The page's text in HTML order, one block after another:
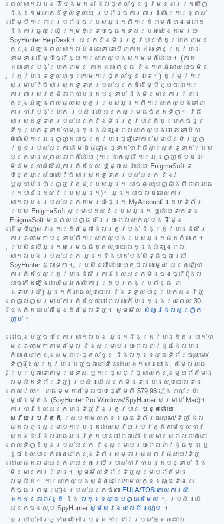
ពេលសាកល្បង 7 ថ្ងៃម្តង ដែលផ្តល់ជូននូវមុខងាររកឃើញ
និងដកមេរោគដ៏ទូលំទូលាយ ប្រព័ន្ធការពារដំណើរការខ្ពស់
ដើម្បីការពារប្រព័ន្ធរបស់អ្នកពីការគំរាមកំហែងមេរោគ
និងការចូលប្រើក្រុមគាំទ្របច្ចេកទេសរបស់យើងតាមរយៈ
SpyHunter HelpDesk។ អ្នកនឹងមិនត្រូវបានគិតប្រាក់ជាមុន
ក្នុងអំឡុងពេលសាកល្បងនោះទេ ទោះបីជាកាតឥណទានត្រូវបាន
ទាមទារដើម្បីធ្វើឱ្យការសាកល្បងសកម្មក៏ដោយ។ (កាត
ឥណទានបង់ប្រាក់ជាមុន កាតឥណពន្ធ និងកាតអំណោយអាចមិន
ត្រូវបានទទួលយកក្រោមការផ្តល់ជូននេះទេ។) តម្រូវការ
សម្រាប់វិធីសាស្ត្រទូទាត់របស់អ្នកគឺដើម្បីជួយធានាការ
ការពារសុវត្ថិភាពជាបន្តបន្ទាប់ និងមិនមានការរំខាន
ក្នុងអំឡុងពេលផ្លាស់ប្តូររបស់អ្នកពីការសាកល្បងទៅជា
ការជាវបង់ប្រាក់ ប្រសិនបើអ្នកសម្រេចចិត្តទិញ។ វិធី
សាស្ត្រទូទាត់របស់អ្នកនឹងមិនត្រូវបានគិតប្រាក់ចំនួន
ទឹកប្រាក់ទូទាត់ជាមុនក្នុងអំឡុងពេលសាកល្បងនោះទេ ទោះបីជា
សំណើសុំការអនុញ្ញាតអាចត្រូវបានផ្ញើទៅកាន់ស្ថាប័នហិរញ្ញ
វត្ថុរបស់អ្នក ដើម្បីផ្ទៀងផ្ទាត់ថាវិធីសាស្ត្រទូទាត់របស់
អ្នកមានសុពលភាពក៏ដោយ (ការដាក់ស្នើការអនុញ្ញាតបែបនេះ
មិនមែនជាសំណើសុំការគិតថ្លៃ ឬថ្លៃសេវាដោយ EnigmaSoft ទេ
ប៉ុន្តែអាស្រ័យលើវិធីសាស្ត្រទូទាត់របស់អ្នក និង/
ឬស្ថាប័នហិរញ្ញវត្ថុរបស់អ្នក អាចឆ្លុះបញ្ចាំងពីភាពអាច
រកបាននៃគណនីរបស់អ្នក)។ អ្នកអាចលុបចោលការ
សាកល្បងរបស់អ្នកតាមរយៈផ្នែក MyAccount នៃគេហទំព័រ
របស់ EnigmaSoft សម្រាប់គណនីរបស់អ្នក ឬដោយទាក់ទង
EnigmaSoft មុនពេលបញ្ចប់នៃរយៈពេលសាកល្បង 7 ថ្ងៃ
ដើម្បីជៀសវាងការគិតថ្លៃដែលត្រូវបង់ និងត្រូវបានដំណើរ
ការភ្លាមៗបន្ទាប់ពីការសាកល្បងរបស់អ្នកផុតកំណត់។
ប្រសិនបើអ្នកសម្រេចចិត្តលុបចោលក្នុងអំឡុងពេល
សាកល្បងរបស់អ្នក អ្នកនឹងបាត់បង់សិទ្ធិចូលប្រើ
SpyHunter ភ្លាមៗ។ ប្រសិនបើដោយហេតុផលណាមួយ អ្នកជឿថា
ការគិតថ្លៃត្រូវបានដំណើរការដែលអ្នកមិនចង់ធ្វើ (ដែល
អាចកើតឡើងដោយផ្អែកលើការគ្រប់គ្រងប្រព័ន្ធ ជា
ឧទាហរណ៍) អ្នកក៏អាចលុបចោល និងទទួលបានប្រាក់សងវិញ
ពេញលេញសម្រាប់ការគិតថ្លៃនៅពេលណាក៏បានក្នុងរយៈពេល 30
ថ្ងៃគិតចាប់ពីថ្ងៃគិតថ្លៃទិញ។ សូមមើល សំណួរដែលសួរញឹក
ញាប់ ។
នៅចុងបញ្ចប់នៃការសាកល្បង អ្នកនឹងត្រូវបានគិតប្រាក់ជា
មុនភ្លាមៗតាមតម្លៃ និងសម្រាប់រយៈពេលជាវដូចដែលបាន
កំណត់នៅក្នុងសម្ភារៈផ្តល់ជូន និងលក្ខខណ្ឌទំព័រចុះឈ្មោះ/
ទិញ (ដែលត្រូវបានបញ្ចូលនៅទីនេះដោយឯកសារយោង; តម្លៃអាច
ប្រែប្រួលទៅតាមប្រទេស ឬការផ្សព្វផ្សាយក្នុងមួយព័ត៌មាន
លម្អិតទំព័រទិញ) ប្រសិនបើអ្នកមិនទាន់បានលុបចោលទាន់
ពេលវេលា។ ជាធម្មតាតម្លៃចាប់ផ្តើមពី $79.98 រៀងរាល់ប្រាំ
មួយខែម្តង (SpyHunter Pro Windows/SpyHunter សម្រាប់ Mac)។
ការជាវដែលអ្នកបានទិញនឹងត្រូវបាន
បន្តដោយ
ស្វ័យប្រវត្តិ ស្របតាមលក្ខខណ្ឌទំព័រចុះឈ្មោះ/ទិញ ដែល
ផ្តល់ជូនសម្រាប់ការបន្តដោយស្វ័យប្រវត្តិតាមថ្លៃជាវ
ស្តង់ដារដែលអាចអនុវត្តបាននៅពេលនោះ ដែលមានសុពលភាពនៅ
ពេលទិញដំបូងរបស់អ្នក និងសម្រាប់រយៈពេលជាវដូចគ្នា ឬ
ដូចដែលបានកំណត់នៅក្នុងទំព័រសម្ភារៈផ្សព្វផ្សាយ/ទិញ
ដោយផ្តល់ថាអ្នកជាអ្នកប្រើប្រាស់ជាវជាបន្តបន្ទាប់ និង
មិនមានការរំខាន។ សូមមើលទំព័រទិញសម្រាប់ព័ត៌មាន
លម្អិត។ ការសាកល្បងស្ថិតនៅក្រោមលក្ខខណ្ឌទាំងនេះ
កិច្ចព្រមព្រៀងរបស់អ្នកចំពោះ EULA/TOS គោលការណ៍
ឯកជនភាព/ខូគី
និង លក្ខខណ្ឌបញ្ចុះតម្លៃ ។ ប្រសិនបើ
អ្នកចង់លុប SpyHunter សូមស្វែងយល់ពីរបៀប ។
សម្រាប់ការទូទាត់លើការបន្តការជាវរបស់អ្នកដោយ